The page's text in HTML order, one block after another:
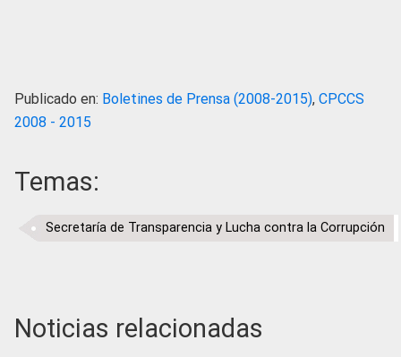
Publicado en: Boletines de Prensa (2008-2015), CPCCS
2008 - 2015
Temas:
Secretaría de Transparencia y Lucha contra la Corrupción
Noticias relacionadas